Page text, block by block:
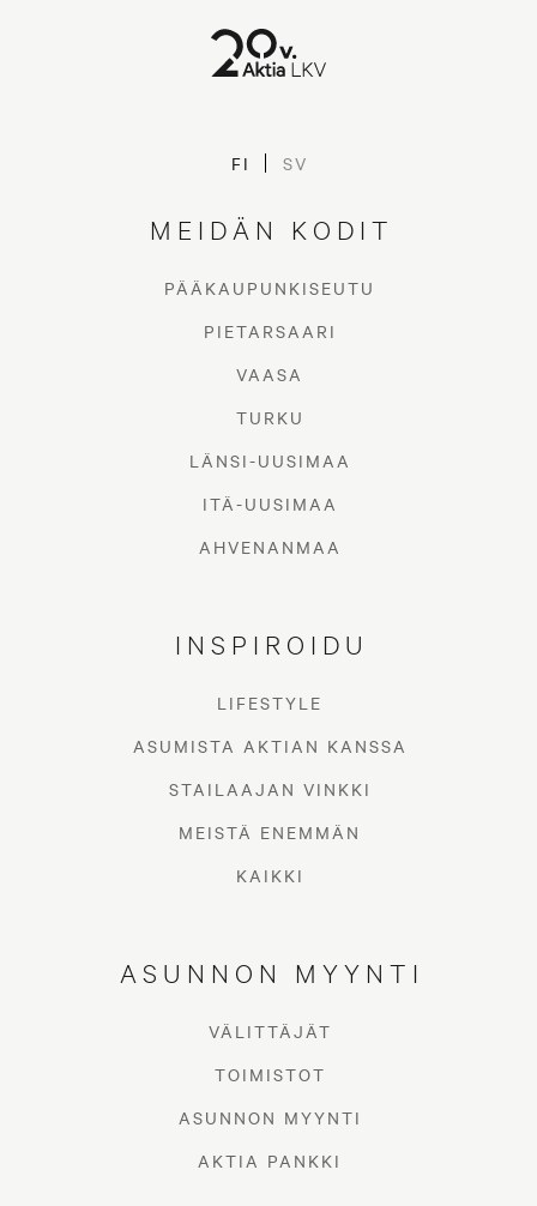
FI SV
MEIDÄN KODIT
PÄÄKAUPUNKISEUTU
PIETARSAARI
VAASA
TURKU
LÄNSI-UUSIMAA
ITÄ-UUSIMAA
AHVENANMAA
INSPIROIDU
LIFESTYLE
ASUMISTA AKTIAN KANSSA
STAILAAJAN VINKKI
MEISTÄ ENEMMÄN
KAIKKI
ASUNNON MYYNTI
VÄLITTÄJÄT
TOIMISTOT
ASUNNON MYYNTI
AKTIA PANKKI